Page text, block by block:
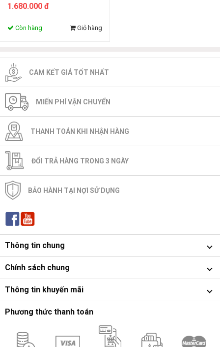
1.680.000 đ
Còn hàng Giỏ hàng
CAM KẾT GIÁ TỐT NHẤT
MIẾN PHÍ VẬN CHUYỂN
THANH TOÁN KHI NHẬN HÀNG
ĐỔI TRẢ HÀNG TRONG 3 NGÀY
BẢO HÀNH TẠI NỢI SỬ DỤNG
Thông tin chung
Chính sách chung
Thông tin khuyến mãi
Phương thức thanh toán